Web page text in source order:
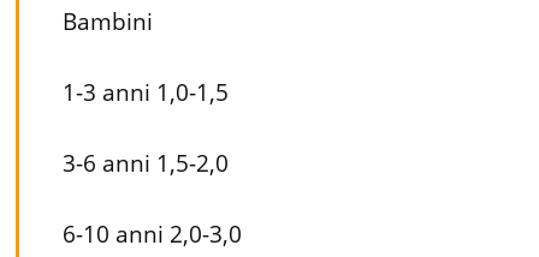
Bambini
1-3 anni 1,0-1,5
3-6 anni 1,5-2,0
6-10 anni 2,0-3,0